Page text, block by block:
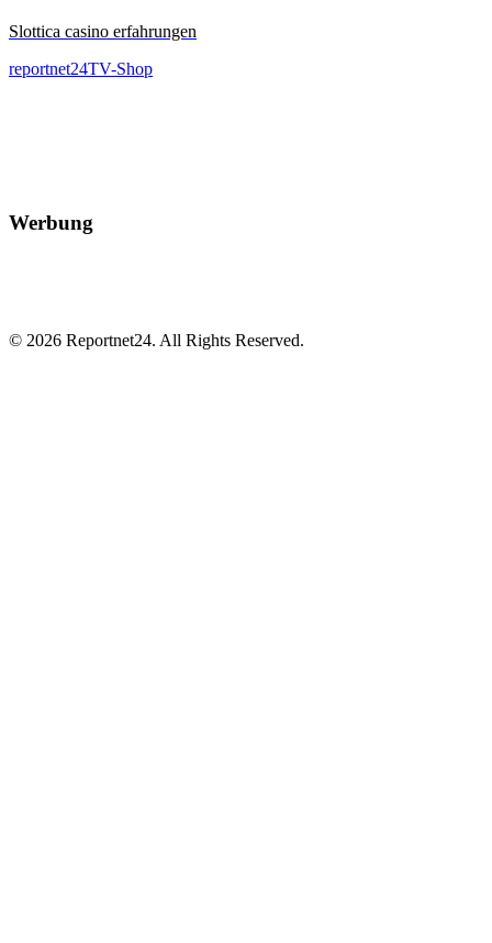
Slottica casino erfahrungen
reportnet24TV-Shop
Werbung
© 2026 Reportnet24. All Rights Reserved.